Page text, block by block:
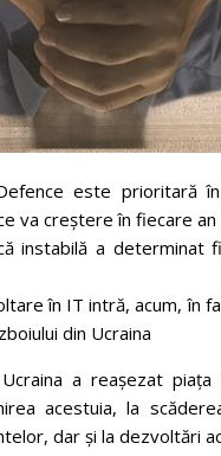
este prioritară
va creștere în fiecare an
instabilă a
în IT intră, acum, în
din Ucraina
Ucraina a reașezat
acestuia, la
dar și la dezvoltări